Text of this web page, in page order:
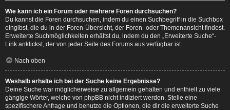
Wie kann ich ein Forum oder mehrere Foren durchsuchen?
Du kannst die Foren durchsuchen, indem du einen Suchbegriff in die Suchbox
eingibst, die du in der Foren-Übersicht, der Foren- oder Themenansicht findest.
Erweiterte Suchmöglichkeiten erhältst du, indem du den „Erweiterte Suche“-
Link anklickst, der von jeder Seite des Forums aus verfügbar ist.
Nach oben
Weshalb erhalte ich bei der Suche keine Ergebnisse?
Deine Suche war möglicherweise zu allgemein gehalten und enthielt zu viele
gängige Wörter, welche von phpBB nicht indiziert werden. Stelle eine
spezifischere Anfrage und benutze die Optionen, die dir die erweiterte Suche